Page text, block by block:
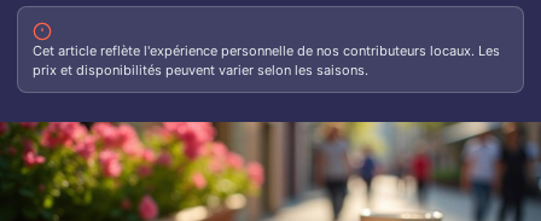
Cet article reflète l'expérience personnelle de nos contributeurs locaux. Les
prix et disponibilités peuvent varier selon les saisons.